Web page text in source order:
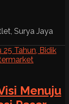
Surya Jaya
Menuju